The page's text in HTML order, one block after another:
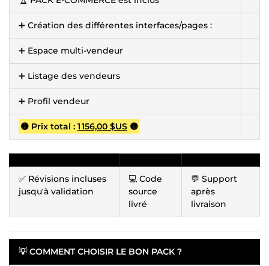
➕ Création des différentes interfaces/pages :
➕ Espace multi-vendeur
➕ Listage des vendeurs
➕ Profil vendeur
🟡 Prix total : 1 156,00 $US🟡
✅ Révisions incluses
jusqu'à validation
💻 Code
source
livré
💬 Support
après
livraison
💡 COMMENT CHOISIR LE BON PACK ?